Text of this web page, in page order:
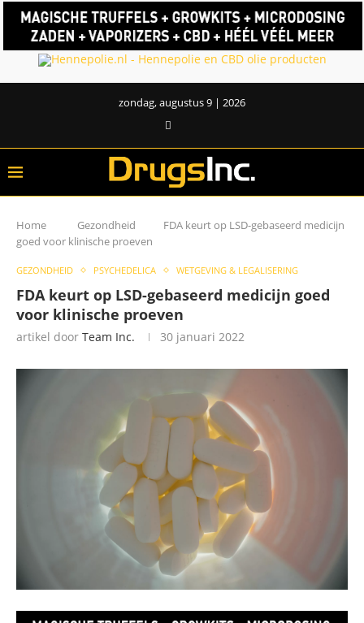
zondag, augustus 9 | 2026
Home Gezondheid
FDA keurt op LSD-gebaseerd medicijn
goed voor klinische proeven
GEZONDHEID PSYCHEDELICA WETGEVING & LEGALISERING
FDA keurt op LSD-gebaseerd medicijn goed
voor klinische proeven
artikel door Team Inc. 30 januari 2022